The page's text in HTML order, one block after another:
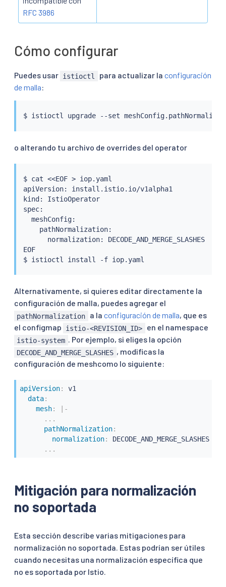
RFC 3986
Cómo configurar
Puedes usar istioctl para actualizar la configuración
de malla:
$ istioctl upgrade --set
o alterando tu archivo de overrides del operator
$ cat <<EOF > iop.yaml
apiVersion: install.istio.io/v1alpha1
kind: IstioOperator
spec:
  meshConfig:
    pathNormalization:
      normalization: DECODE_AND_MERGE_SLASHES
EOF
$ istioctl install
Alternativamente, si quieres editar directamente la
configuración de malla, puedes agregar el
pathNormalization a la configuración de malla, que es
el configmap
istio-<REVISION_ID> en el namespace
istio-system . Por ejemplo, si eliges la opción
DECODE_AND_MERGE_SLASHES , modificas la
configuración de meshcomo lo siguiente:
apiVersion:
v1
data:
mesh:
-
...
pathNormalization:
normalization:
DECODE_AND_MERGE_SLASHES
...
Mitigación para normalización
no soportada
Esta sección describe varias mitigaciones para
normalización no soportada. Estas podrían ser útiles
cuando necesitas una normalización específica que
no es soportada por Istio.